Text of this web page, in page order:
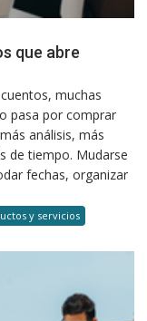
que abre
muchas
pasa por comprar
análisis, más
de tiempo. Mudarse
fechas, organizar
y servicios